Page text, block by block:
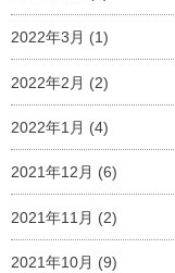
2022年3月 (1)
2022年2月 (2)
2022年1月 (4)
2021年12月 (6)
2021年11月 (2)
2021年10月 (9)